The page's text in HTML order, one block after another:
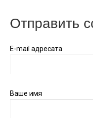
Отправить
E-mail адресата
Ваше имя